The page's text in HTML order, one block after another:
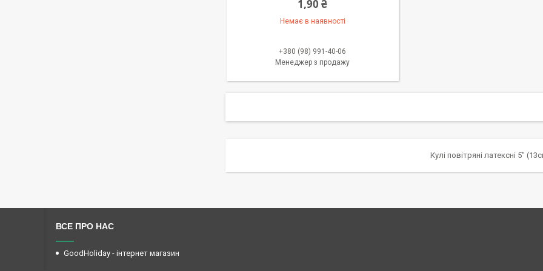
1,90 ₴
Немає в наявності
+380 (98) 991-40-06
Менеджер з продажу
Кулі повітряні латексні 5"
ВСЕ ПРО НАС
GoodHoliday - інтернет магазин